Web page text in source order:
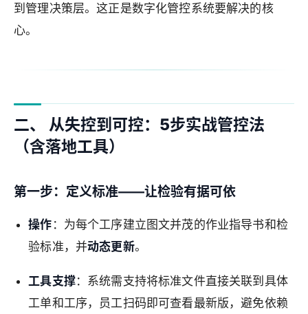
到管理决策层。这正是数字化管控系统要解决的核
心。
二、 从失控到可控：5步实战管控法
（含落地工具）
第一步：定义标准——让检验有据可依
操作 ：为每个工序建立图文并茂的作业指导书和检
验标准，并动态更新。
工具支撑：系统需支持将标准文件直接关联到具体
工单和工序，员工扫码即可查看最新版，避免依赖